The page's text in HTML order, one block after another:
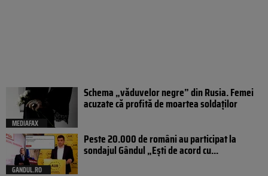
MEDIAFAX
Schema „văduvelor negre” din Rusia. Femei
acuzate că profită de moartea soldaților
GANDUL.RO
Peste 20.000 de români au participat la
sondajul Gândul „Ești de acord cu...